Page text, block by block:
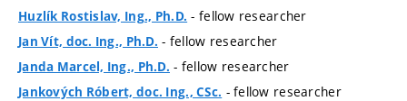
Huzlík Rostislav, Ing., Ph.D. - fellow researcher
Jan Vít, doc. Ing., Ph.D. - fellow researcher
Janda Marcel, Ing., Ph.D. - fellow researcher
Jankových Róbert, doc. Ing., CSc. - fellow researcher